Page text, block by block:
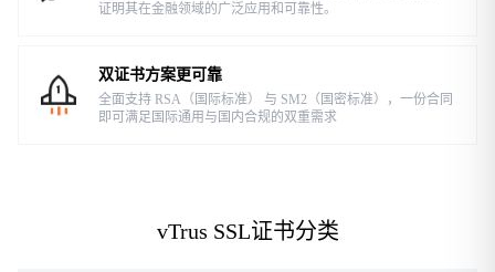
证明其在金融领域的广泛应用和可靠性。
双证书方案更可靠
全面支持 RSA（国际标准） 与 SM2（国密标准），一份合同
即可满足国际通用与国内合规的双重需求
vTrus SSL证书分类